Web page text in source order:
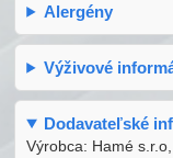
Alergény
Výživové
Dodavateľské
Výrobca: Hamé